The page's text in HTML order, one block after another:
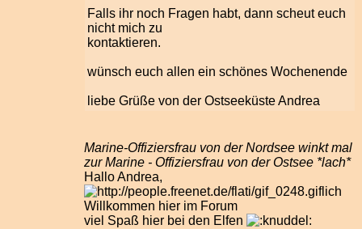
Falls ihr noch Fragen habt, dann scheut euch
nicht mich zu
kontaktieren.
wünsch euch allen ein schönes Wochenende
liebe Grüße von der Ostseeküste Andrea
Marine-Offiziersfrau von der Nordsee winkt mal
zur Marine - Offiziersfrau von der Ostsee *lach*
Hallo Andrea,
lich
Willkommen hier im Forum
viel Spaß hier bei den Elfen